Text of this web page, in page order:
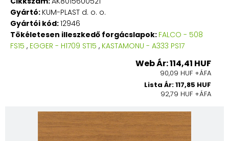
Gyártó: KUM-PLAST d. o. o.
Gyártói kód:12946
Tökéletesen illeszkedő forgácslapok: FALCO - 508
FS15 , EGGER - H1709 ST15 , KASTAMONU - A333 PS17
Web Ár: 114,41 HUF
90,09 HUF +ÁFA
Lista Ár: 117,85 HUF
92,79 HUF +ÁFA